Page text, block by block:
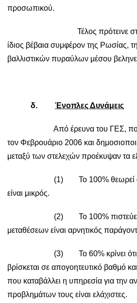
προσωπικού.
Τέλος πρότεινε στην
ίδιος βέβαια συμφέρον της Ρωσίας,
βαλλιστικών πυραύλων μέσου
δ. Ένοπλες Δυνάμεις
Από έρευνα του ΓΕΣ, που
τον Φεβρουάριο 2006 και
μεταξύ των στελεχών προέκυψαν τα
(1) Το 100% θεωρεί ότι ο
είναι μικρός.
(2) Το 100% πιστεύει ότι
μεταθέσεων είναι αρνητικός
(3) Το 60% κρίνει ότι η
βρίσκεται σε απογοητευτικό βαθμό
που καταβάλλει η υπηρεσία για την
προβλημάτων τους είναι ελάχιστες.